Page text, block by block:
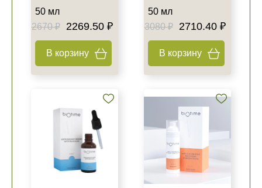
50 мл
2670 ₽
2269.50 ₽
В корзину
50 мл
3080 ₽
2710.40 ₽
В корзину